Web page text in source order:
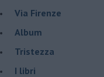
Via Firenze
Album
Tristezza
I libri